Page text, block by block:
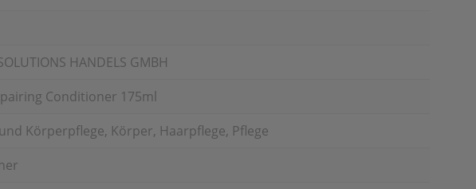
HANDELS GMBH
Conditioner 175ml
Körperpflege, Körper, Haarpflege, Pflege